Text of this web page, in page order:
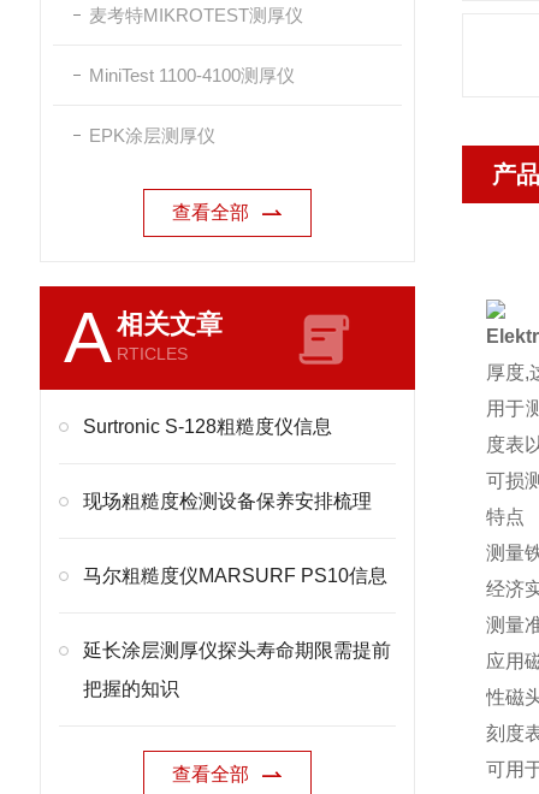
麦考特MIKROTEST测厚仪
MiniTest 1100-4100测厚仪
EPK涂层测厚仪
查看全部
A相关文章
RTICLES
Surtronic S-128粗糙度仪信息
现场粗糙度检测设备保养安排梳理
马尔粗糙度仪MARSURF PS10信息
延长涂层测厚仪探头寿命期限需提前
把握的知识
查看全部
产
厚度,
用于
度表
可损
特点
测量
经济
测量
应用
性磁
刻度
可用